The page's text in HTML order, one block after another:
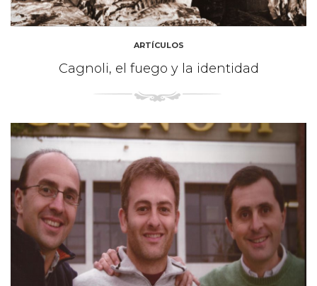
ARTÍCULOS
Cagnoli, el fuego y la identidad